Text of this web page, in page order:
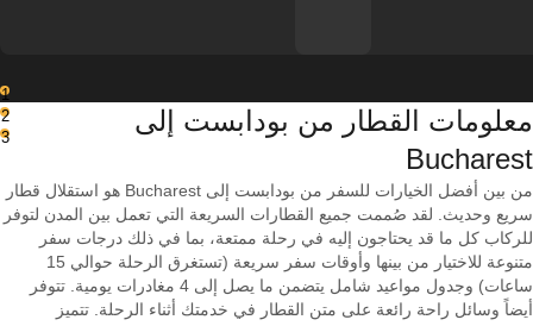
1
2
3
معلومات القطار من ‎بودابست إلى
‎Bucharest
من بين أفضل الخيارات للسفر من بودابست إلى Bucharest هو استقلال قطار
سريع وحديث. لقد صُممت جميع القطارات السريعة التي تعمل بين المدن لتوفر
للركاب كل ما قد يحتاجون إليه في رحلة ممتعة، بما في ذلك درجات سفر
متنوعة للاختيار من بينها وأوقات سفر سريعة (تستغرق الرحلة حوالي 15
ساعات) وجدول مواعيد شامل يتضمن ما يصل إلى 4 مغادرات يومية. تتوفر
أيضاً وسائل راحة رائعة على متن القطار في خدمتك أثناء الرحلة. تتميز